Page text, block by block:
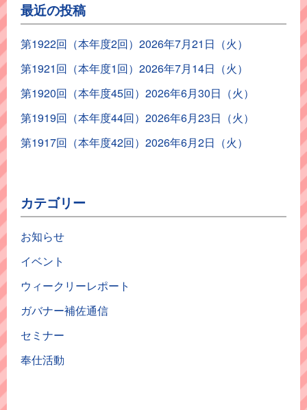
最近の投稿
第1922回（本年度2回）2026年7月21日（火）
第1921回（本年度1回）2026年7月14日（火）
第1920回（本年度45回）2026年6月30日（火）
第1919回（本年度44回）2026年6月23日（火）
第1917回（本年度42回）2026年6月2日（火）
カテゴリー
お知らせ
イベント
ウィークリーレポート
ガバナー補佐通信
セミナー
奉仕活動